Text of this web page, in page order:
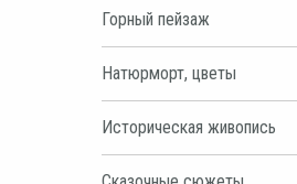
Горный пейзаж
Натюрморт, цветы
Историческая живопись